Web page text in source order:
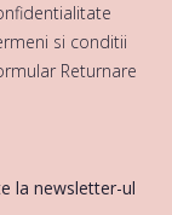
si conditii
Returnare
la newsletter-ul